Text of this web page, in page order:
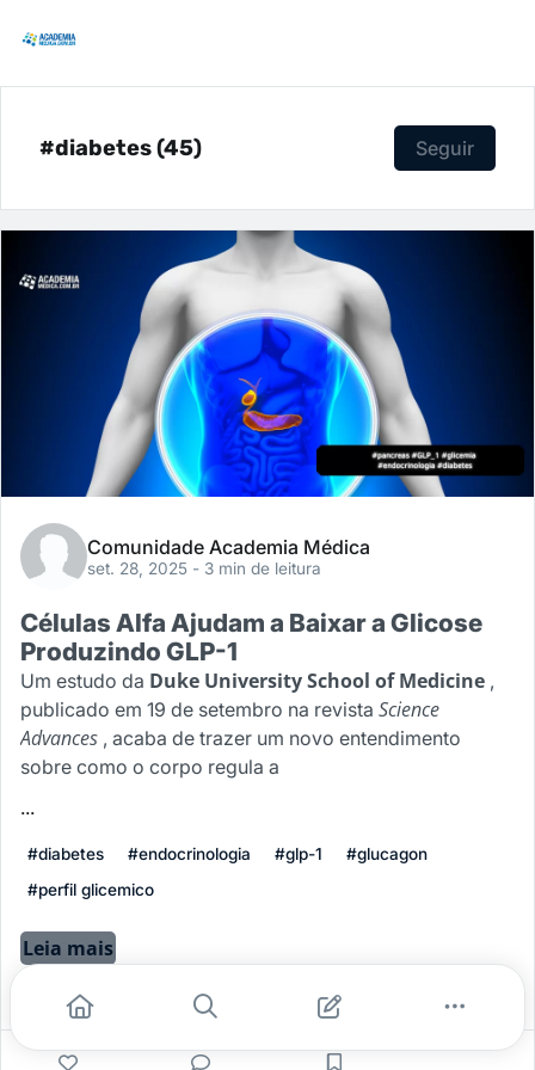
#diabetes (45) Seguir
Comunidade Academia Médica
set. 28, 2025 - 3 min de leitura
Células Alfa Ajudam a Baixar a Glicose
Produzindo GLP-1
Um estudo da Duke University School of Medicine ,
publicado em 19 de setembro na revista Science
Advances , acaba de trazer um novo entendimento
sobre como o corpo regula a
...
#diabetes #endocrinologia #glp-1
#glucagon
#perfil glicemico
Leia mais